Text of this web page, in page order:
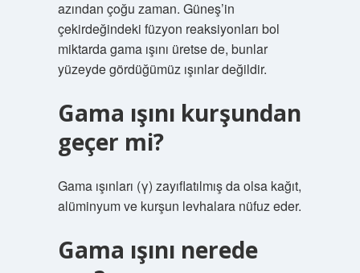
azından çoğu zaman. Güneş’in
çekirdeğindeki füzyon reaksiyonları bol
miktarda gama ışını üretse de, bunlar
yüzeyde gördüğümüz ışınlar değildir.
Gama ışını kurşundan
geçer mi?
Gama ışınları (γ) zayıflatılmış da olsa kağıt,
alüminyum ve kurşun levhalara nüfuz eder.
Gama ışını nerede